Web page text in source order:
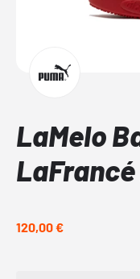
LaMelo
120,00 €